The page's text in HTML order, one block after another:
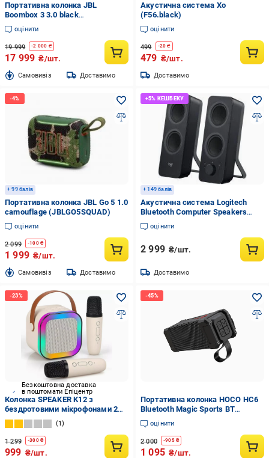
Портативна колонка JBL
Boombox 3 3.0 black
(JBLBOOMBOX3BLKEP)
оцінити
19 999 -2 000 ₴
17 999 ₴/шт.
Cамовивіз Доставимо
Акустична система Xo
(F56.black)
оцінити
499 -20 ₴
479 ₴/шт.
Доставимо
+ 99 балів
Портативна колонка JBL Go 5 1.0
camouflage (JBLGO5SQUAD)
оцінити
2 099 -100₴
1 999 ₴/шт.
Cамовивіз Доставимо
+ 149 балів
Акустична система Logitech
Bluetooth Computer Speakers
Z207 BT 2.0 black
оцінити
2 999 ₴/шт.
Доставимо
Безкоштовна доставка
в поштомати Епіцентр
Колонка SPEAKER K12 з
бездротовими мікрофонами 2
шт. Білий (GR-04926)
1
1 299 -300₴
999 ₴/шт.
Портативна колонка HOCO HC6
Bluetooth Magic Sports BT
Speaker Black (000045)
оцінити
2 000 -905₴
1 095 ₴/шт.